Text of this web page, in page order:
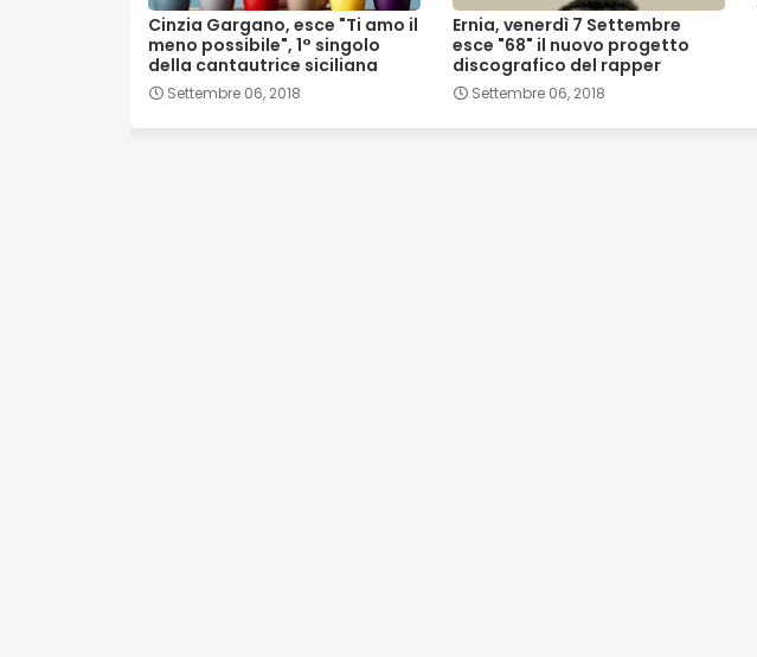
Cinzia Gargano, esce "Ti amo il
meno possibile", 1° singolo
della cantautrice siciliana
Settembre 06, 2018
Ernia, venerdì 7 Settembre
esce "68" il nuovo progetto
discografico del rapper
Settembre 06, 2018